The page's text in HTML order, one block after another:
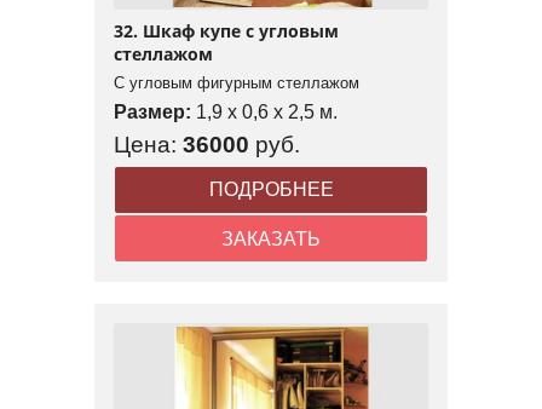
32. Шкаф купе с угловым
стеллажом
С угловым фигурным стеллажом
Размер: 1,9 x 0,6 x 2,5 м.
Цена: 36000 руб.
ПОДРОБНЕЕ
ЗАКАЗАТЬ